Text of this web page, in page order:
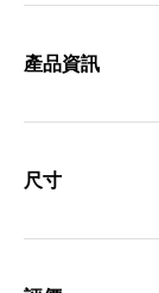
產品資訊
尺寸